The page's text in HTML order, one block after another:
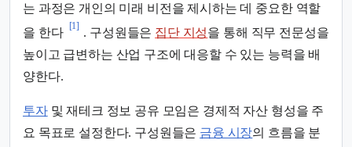
는 과정은 개인의 미래 비전을 제시하는 데 중요한 역할
을 한다
[1]
. 구성원들은 집단 지성을 통해 직무 전문성을
높이고 급변하는 산업 구조에 대응할 수 있는 능력을 배
양한다.
투자및 재테크 정보 공유 모임은 경제적 자산 형성을 주
요 목표로 설정한다. 구성원들은 금융 시장의 흐름을 분